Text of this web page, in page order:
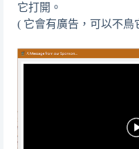
它打開。
( 它會有廣告，可以不鳥